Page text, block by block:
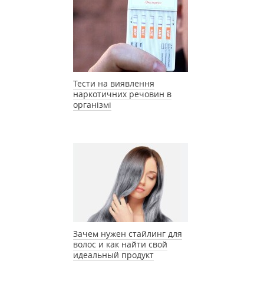
Тести на виявлення
наркотичних речовин в
організмі
Зачем нужен стайлинг для
волос и как найти свой
идеальный продукт